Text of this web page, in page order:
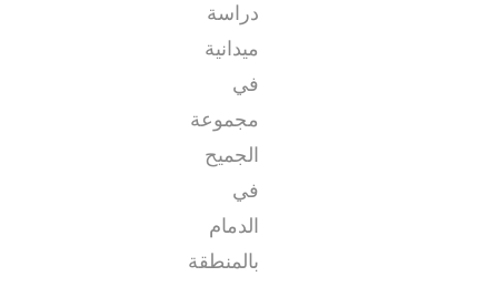
دراسة
ميدانية
في
مجموعة
الجميح
في
الدمام
بالمنطقة